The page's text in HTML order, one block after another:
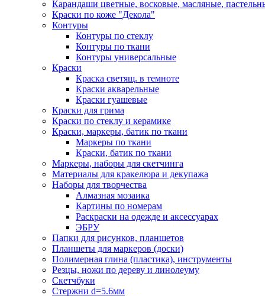
Карандаши цветные, восковые, масляные,
Краски по коже "Декола"
Контуры
Контуры по стеклу
Контуры по ткани
Контуры универсальные
Краски
Краска светящ. в темноте
Краски акварельные
Краски гуашевые
Краски для грима
Краски по стеклу и керамике
Краски, маркеры, батик по ткани
Маркеры по ткани
Краски, батик по ткани
Маркеры, наборы для скетчинга
Материалы для кракелюра и декупажа
Наборы для творчества
Алмазная мозаика
Картины по номерам
Раскраски на одежде и аксессуарах
ЭБРУ
Папки для рисунков, планшетов
Планшеты для маркеров (доски)
Полимерная глина (пластика), инструменты
Резцы, ножи по дереву и линолеуму
Скетчбуки
Стержни d=5.6мм